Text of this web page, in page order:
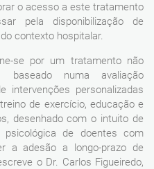
o acesso a este tratamento
pela disponibilização de
contexto hospitalar.
se por um tratamento não
baseado numa avaliação
intervenções personalizadas
de exercício, educação e
desenhado com o intuito de
de doentes com
a adesão a longo-prazo de
o Dr. Carlos Figueiredo,